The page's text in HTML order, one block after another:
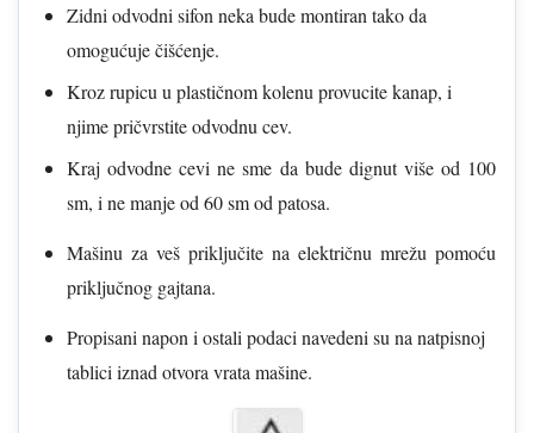
Zidni odvodni sifon neka bude montiran tako da
omogućuje čišćenje.
Kroz rupicu u plastičnom kolenu provucite kanap, i
njime pričvrstite odvodnu cev.
Kraj odvodne cevi ne sme da bude dignut više od 100
sm, i ne manje od 60 sm od patosa.
Mašinu za veš priključite na električnu mrežu pomoću
priključnog gajtana.
Propisani napon i ostali podaci navedeni su na natpisnoj
tablici iznad otvora vrata mašine.